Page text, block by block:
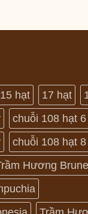
15 hạt 17 hạt
chuỗi 108 hạt
chuỗi 108 hạt
Hương